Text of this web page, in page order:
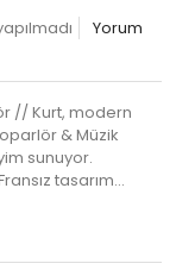
Yorum
// Kurt, modern
& Müzik
sunuyor.
tasarım…